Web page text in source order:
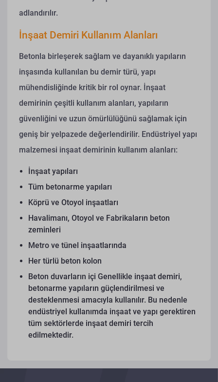
adlandırılır.
İnşaat Demiri Kullanım Alanları
Betonla birleşerek sağlam ve dayanıklı yapıların
inşasında kullanılan bu demir türü, yapı
mühendisliğinde kritik bir rol oynar. İnşaat
demirinin çeşitli kullanım alanları, yapıların
güvenliğini ve uzun ömürlülüğünü sağlamak için
geniş bir yelpazede değerlendirilir. Endüstriyel yapı
malzemesi inşaat demirinin kullanım alanları:
İnşaat yapıları
Tüm betonarme yapıları
Köprü ve Otoyol inşaatları
Havalimanı, Otoyol ve Fabrikaların beton
zeminleri
Metro ve tünel inşaatlarında
Her türlü beton kolon
Beton duvarların içi Genellikle inşaat demiri,
betonarme yapıların güçlendirilmesi ve
desteklenmesi amacıyla kullanılır. Bu nedenle
endüstriyel kullanımda inşaat ve yapı gerektiren
tüm sektörlerde inşaat demiri tercih
edilmektedir.